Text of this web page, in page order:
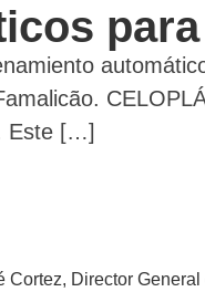
Este […]
Director